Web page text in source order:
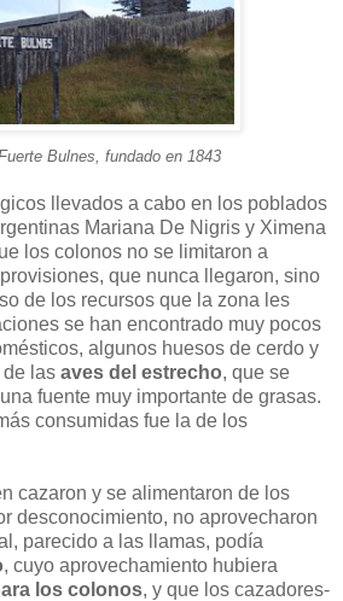
Bulnes, fundado en 1843
llevados a cabo en los poblados
Mariana De Nigris y Ximena
los colonos no se limitaron a
que nunca llegaron, sino
de los recursos que la zona les
se han encontrado muy pocos
algunos huesos de cerdo y
de las aves del estrecho, que se
fuente muy importante de grasas.
consumidas fue la de los
cazaron y se alimentaron de los
desconocimiento, no aprovecharon
parecido a las llamas, podía
, cuyo aprovechamiento hubiera
los colonos, y que los cazadores-